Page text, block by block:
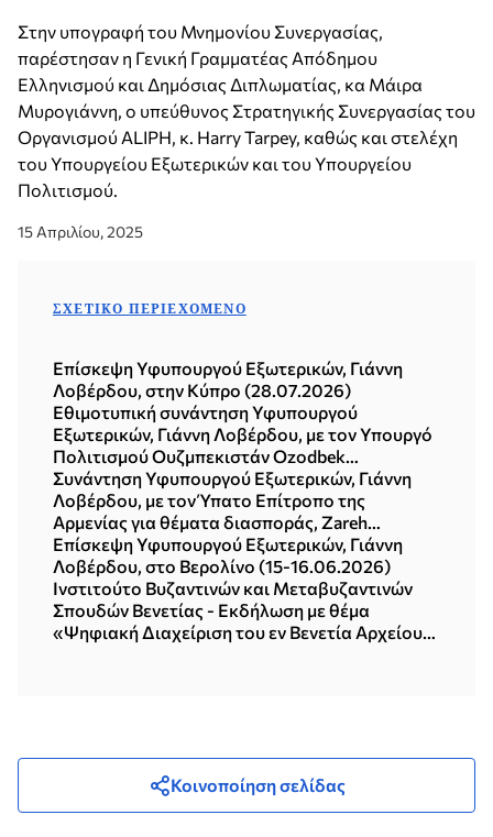
Στην υπογραφή του Μνημονίου Συνεργασίας,
παρέστησαν η Γενική Γραμματέας Απόδημου
Ελληνισμού και Δημόσιας Διπλωματίας, κα Μάιρα
Μυρογιάννη, ο υπεύθυνος Στρατηγικής Συνεργασίας του
Οργανισμού ALIPH, κ. Harry Tarpey, καθώς και στελέχη
του Υπουργείου Εξωτερικών και του Υπουργείου
Πολιτισμού.
15 Απριλίου, 2025
ΣΧΕΤΙΚΌ ΠΕΡΙΕΧΌΜΕΝΟ
Επίσκεψη Υφυπουργού Εξωτερικών, Γιάννη
Λοβέρδου, στην Κύπρο (28.07.2026)
Εθιμοτυπική συνάντηση Υφυπουργού
Εξωτερικών, Γιάννη Λοβέρδου, με τον Υπουργό
Πολιτισμού Ουζμπεκιστάν Ozodbek
Nazarbekov (15.07.2026)
Συνάντηση Υφυπουργού Εξωτερικών, Γιάννη
Λοβέρδου, με τον Ύπατο Επίτροπο της
Αρμενίας για θέματα διασποράς, Zareh
Sinanyan (Αθήνα, 24.06.2026)
Επίσκεψη Υφυπουργού Εξωτερικών, Γιάννη
Λοβέρδου, στο Βερολίνο (15-16.06.2026)
Ινστιτούτο Βυζαντινών και Μεταβυζαντινών
Σπουδών Βενετίας - Εκδήλωση με θέμα
«Ψηφιακή Διαχείριση του εν Βενετία Αρχείου
Κοινοποίηση σελίδας